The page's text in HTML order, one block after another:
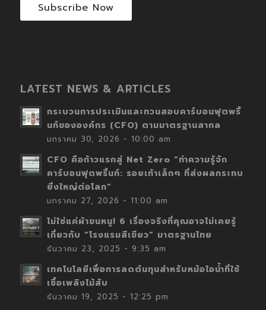
Subscribe Now
LATEST NEWS & ARTICLES
กระบวนการประเมินและทวนสอบคาร์บอนฟุตพริ้
นท์ขององค์กร (CFO) ตามมาตรฐานสากล
มกราคม 30, 2026 - 10:00 am
CFO คือก้าวแรกสู่ Net Zero “ทำความรู้จัก
คาร์บอนฟุตพริ้นท์: รอยเท้าเล็กๆ ที่ส่งผลกระทบ
ยิ่งใหญ่ต่อโลก”
มกราคม 27, 2026 - 11:00 am
ไม่ใช่แค่ผ้าขนหนู! 6 เรื่องจริงที่คุณอาจไม่เคยรู้
เกี่ยวกับ “โรงแรมสีเขียว” มาตรฐานไทย
ธันวาคม 23, 2025 - 9:35 am
เทคโนโลยีเพื่อการลดต้นทุนสำหรับหม้อไอน้ำที่ใช้
เชื้อเพลิงไม้สับ
ธันวาคม 19, 2025 - 12:25 pm